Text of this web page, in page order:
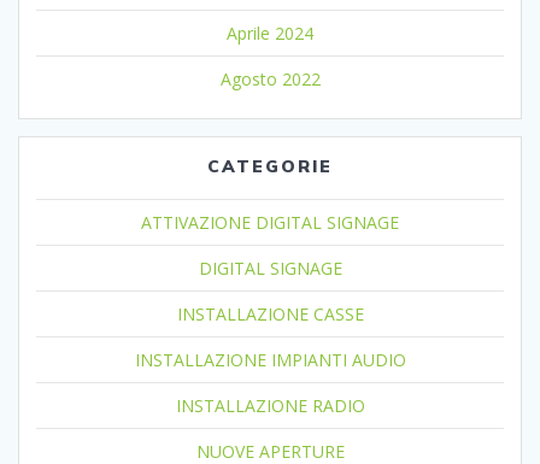
Aprile 2024
Agosto 2022
CATEGORIE
ATTIVAZIONE DIGITAL SIGNAGE
DIGITAL SIGNAGE
INSTALLAZIONE CASSE
INSTALLAZIONE IMPIANTI AUDIO
INSTALLAZIONE RADIO
NUOVE APERTURE